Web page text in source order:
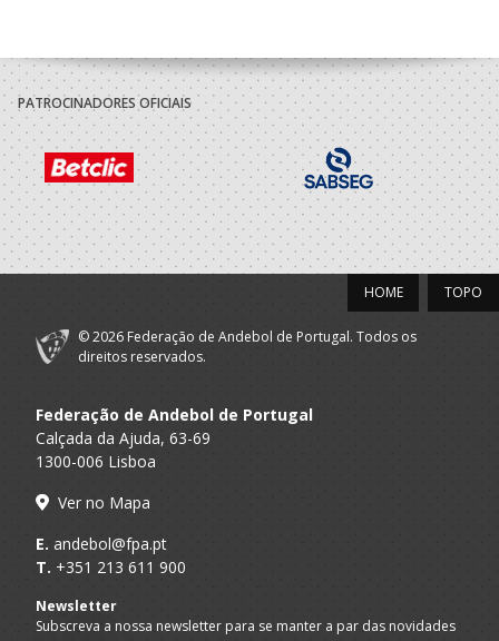
PATROCINADORES OFICIAIS
TOPO
HOME
© 2026 Federação de Andebol de Portugal. Todos os
direitos reservados.
Federação de Andebol de Portugal
Calçada da Ajuda, 63-69
1300-006 Lisboa
Ver no Mapa
E. andebol@fpa.pt
T. +351 213 611 900
Newsletter
Subscreva a nossa newsletter para se manter a par das novidades